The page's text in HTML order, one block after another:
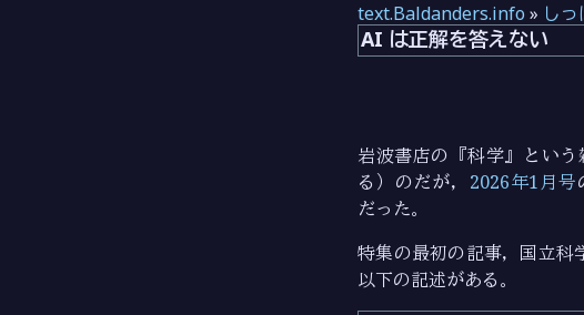
text.Baldanders.info » し
AI は正解を答えない
岩波書店の『科学』とい
る）のだが， 2026年1月号
だった。
特集の最初の記事，国立科
以下の記述がある。